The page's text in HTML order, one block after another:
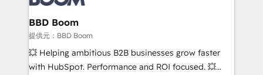
Complex platform migrations and data cleanups •
Custom APIs and third-party integrations 📈 End-to-
End Revenue Acceleration • Lifecycle marketing and
pipeline growth programs • Sales enablement tools
and CRM optimization • Retention strategies with
BBD Boom
提供元：BBD Boom
💥 Helping ambitious B2B businesses grow faster
with HubSpot. Performance and ROI focused. 💥